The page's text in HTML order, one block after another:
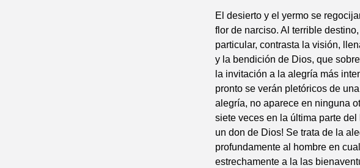
El desierto y el yermo se
flor de narciso. Al terrible
particular, contrasta la visión,
y la bendición de Dios, que
la invitación a la alegría más
pronto se verán pletóricos de
alegría, no aparece en ninguna
siete veces en la última parte
un don de Dios! Se trata de la
profundamente al hombre en
estrechamente a la las